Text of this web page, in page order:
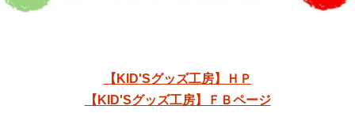
【KID'Sグッズ工房】ＨＰ
【KID'Sグッズ工房】ＦＢページ